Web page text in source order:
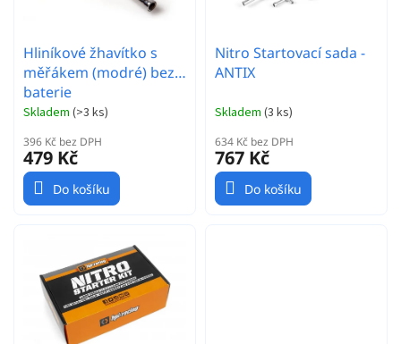
ů
Hliníkové žhavítko s
měřákem (modré) bez
baterie
Skladem (>3 ks)
396 Kč bez DPH
479 Kč
Do košíku
Nitro Startovací sada -
ANTIX
Skladem (3 ks)
634 Kč bez DPH
767 Kč
Do košíku